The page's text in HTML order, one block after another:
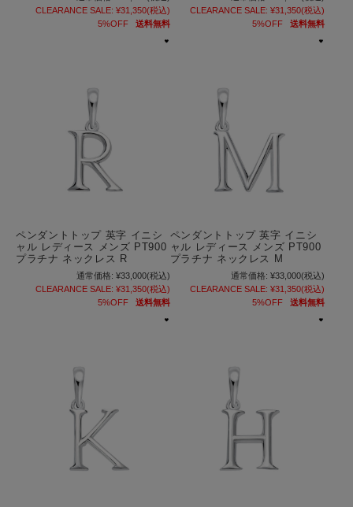
CLEARANCE SALE: ¥31,350(税込)
5%OFF
送料無料
CLEARANCE SALE: ¥31,350(税込)
5%OFF
送料無料
ペンダントトップ 英字 イニシ
ャル レディース メンズ PT900
プラチナ ネックレス R
通常価格: ¥33,000(税込)
CLEARANCE SALE: ¥31,350(税込)
5%OFF
送料無料
ペンダントトップ 英字 イニシ
ャル レディース メンズ PT900
プラチナ ネックレス M
通常価格: ¥33,000(税込)
CLEARANCE SALE: ¥31,350(税込)
5%OFF
送料無料